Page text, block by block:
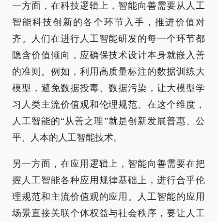
一方面，在科技逻辑上，智能向善需要从人工
智能科技创新的各个环节入手，推进价值对
齐。人们在进行人工智能研发的每一个环节都
隐含价值倾向，应确保技术设计本身就嵌入善
的准则。例如，利用高质量标注的数据训练大
模型，避免数据投毒、数据污染，让大模型学
习人类主流价值观和伦理规范。在这个维度，
人工智能的“从善之理”就是创新发展普惠、公
平、人本的人工智能技术。
另一方面，在应用逻辑上，智能向善需要在把
握人工智能各种应用规律基础上，进行合乎伦
理规范和主流价值观的应用。人工智能的应用
场景直接关联个体权益与社会秩序，要让人工